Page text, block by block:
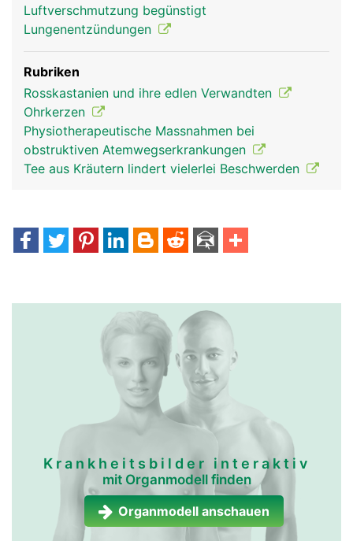
Luftverschmutzung begünstigt
Lungenentzündungen
Rubriken
Rosskastanien und ihre edlen Verwandten
Ohrkerzen
Physiotherapeutische Massnahmen bei
obstruktiven Atemwegserkrankungen
Tee aus Kräutern lindert vielerlei Beschwerden
Krankheitsbilder interaktiv
mit Organmodell finden
Organmodell anschauen